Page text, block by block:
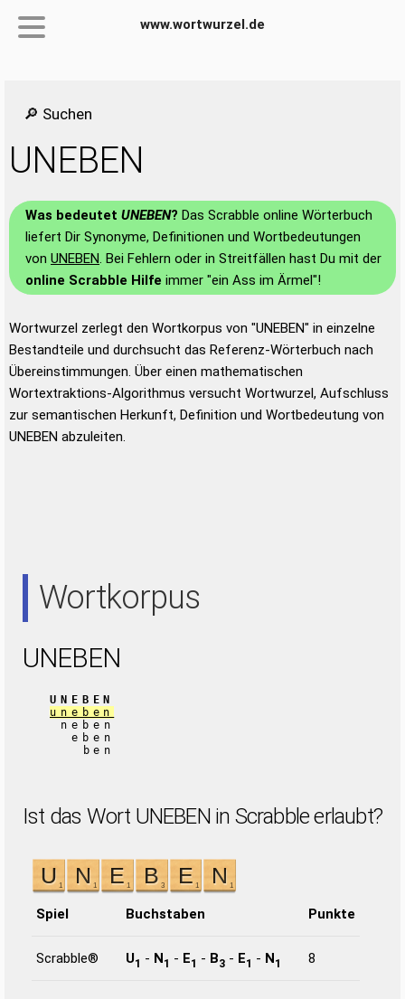
www.wortwurzel.de
🔎 Suchen
UNEBEN
Was bedeutet UNEBEN? Das Scrabble online Wörterbuch
liefert Dir Synonyme, Definitionen und Wortbedeutungen
von UNEBEN. Bei Fehlern oder in Streitfällen hast Du mit der
online Scrabble Hilfe immer "ein Ass im Ärmel"!
Wortwurzel zerlegt den Wortkorpus von "UNEBEN" in einzelne
Bestandteile und durchsucht das Referenz-Wörterbuch nach
Übereinstimmungen. Über einen mathematischen
Wortextraktions-Algorithmus versucht Wortwurzel, Aufschluss
zur semantischen Herkunft, Definition und Wortbedeutung von
UNEBEN abzuleiten.
Wortkorpus
UNEBEN
UNEBEN
uneben
neben
eben
ben
Ist das Wort UNEBEN in Scrabble erlaubt?
Spiel Buchstaben Punkte
Scrabble® U1 - N1 - E1 - B3 - E1 - N1 8